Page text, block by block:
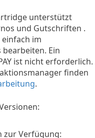
unterstützt
und Gutschriften .
im
Ein
ist nicht erforderlich.
finden
.
zur Verfügung: